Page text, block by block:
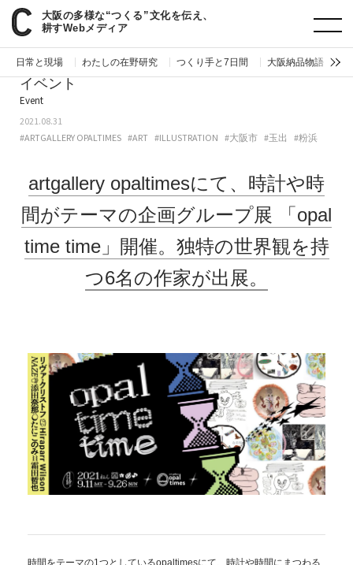
大阪の多様な“つくる”文化を伝え、
耕すWebメディア
日常と現場 わたしの在野研究 つくり手と7日間 大阪納品物語
paperC 今週のイベント
イベント
Event
2021.08.31
#ARTGALLERY OPALTIMES #ART #ILLUSTRATION #大阪市 #玉出 #粉浜
artgallery opaltimesにて、時計や時
間がテーマの企画グループ展 「opal
time time」開催。独特の世界観を持
つ6名の作家が出展。
時間をテーマの1つとしているopaltimesにて、時計や時間にまつわる